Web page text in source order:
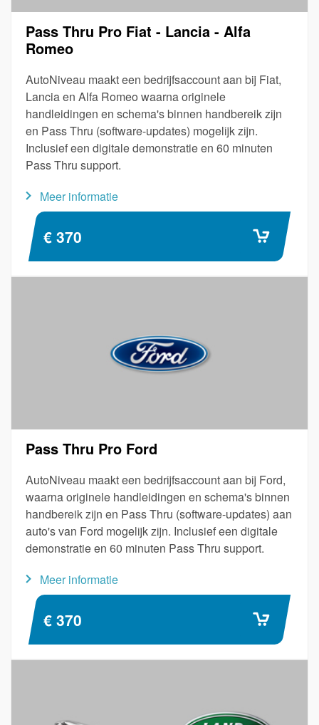
Pass Thru Pro Fiat - Lancia - Alfa
Romeo
AutoNiveau maakt een bedrijfsaccount aan bij Fiat,
Lancia en Alfa Romeo waarna originele
handleidingen en schema's binnen handbereik zijn
en Pass Thru (software-updates) mogelijk zijn.
Inclusief een digitale demonstratie en 60 minuten
Pass Thru support.
Meer informatie
€ 370
Pass Thru Pro Ford
AutoNiveau maakt een bedrijfsaccount aan bij Ford,
waarna originele handleidingen en schema's binnen
handbereik zijn en Pass Thru (software-updates) aan
auto's van Ford mogelijk zijn. Inclusief een digitale
demonstratie en 60 minuten Pass Thru support.
Meer informatie
€ 370